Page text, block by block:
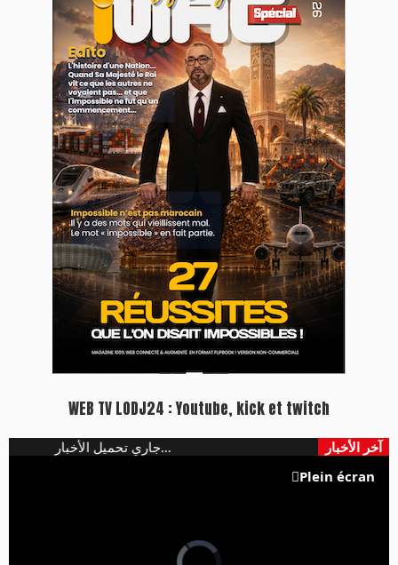
WEB TV LODJ24 : Youtube, kick et twitch
آخر الأخبار
جاري تحميل الأخبار...
Plein écran